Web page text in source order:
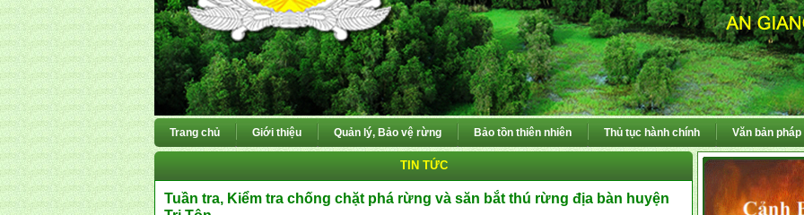
Trang chủ Giới thiệu Quản lý, Bảo vệ rừng Bảo tồn thiên nhiên Thủ tục hành chính Văn bản pháp
TIN TỨC
Tuần tra, Kiểm tra chống chặt phá rừng và săn bắt thú rừng địa bàn huyện